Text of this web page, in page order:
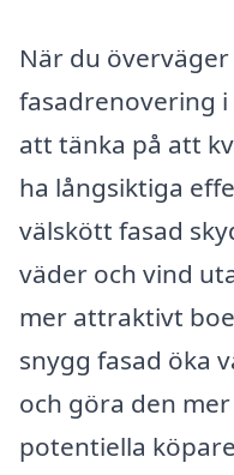
När du
fasadrenovering
att tänka på att
ha långsiktiga
välskött fasad
väder och vind
mer attraktivt
snygg fasad öka
och göra den
potentiella